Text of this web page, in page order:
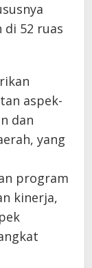
di 52 ruas
aspek-
dan
yang
program
kinerja,